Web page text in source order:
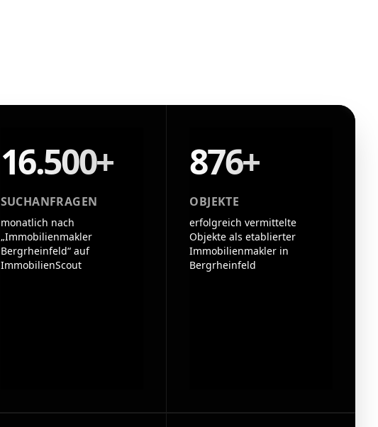
16.500+
SUCHANFRAGEN
monatlich nach
„Immobilienmakler
Bergrheinfeld“ auf
ImmobilienScout
876+
OBJEKTE
erfolgreich vermittelte
Objekte als etablierter
Immobilienmakler in
Bergrheinfeld